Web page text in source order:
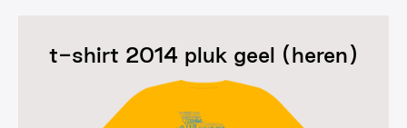
t-shirt 2014 pluk geel (heren)